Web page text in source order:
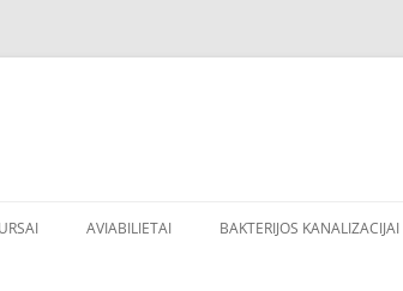
AVIABILIETAI BAKTERIJOS KANALIZACIJAI